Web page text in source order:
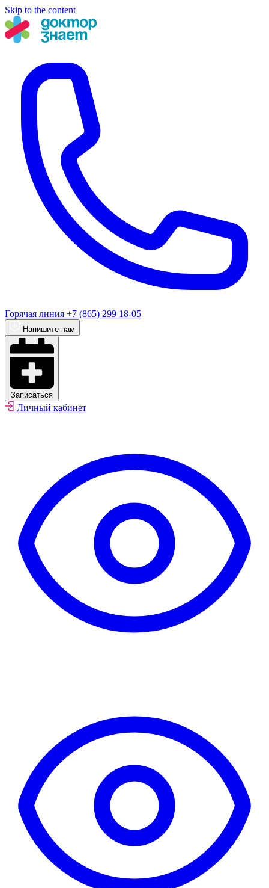
Skip to the content
Горячая линия +7 (865) 299 18-05
Напишите нам
Записаться
Личный кабинет